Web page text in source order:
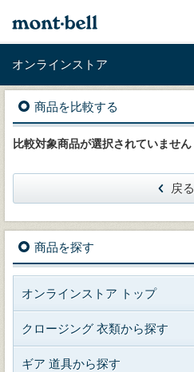
オンラインストア
商品を比較する
比較対象商品が選択されていません
戻る
商品を探す
オンラインストア トップ
クロージング 衣類から探す
ギア 道具から探す